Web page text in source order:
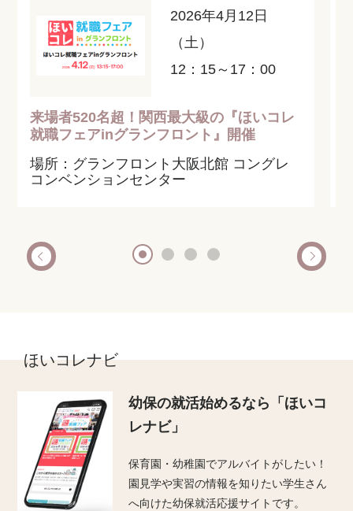
2026年4月12日
（土）
12：15～17：00
来場者520名超！関西最大級の『ほいコレ
就職フェアinグランフロント』開催
場所：グランフロント大阪北館 コングレ
コンベンションセンター
ほいコレナビ
幼保の就活始めるなら 「ほいコ
レナビ」
保育園・幼稚園でアルバイトがしたい！
園見学や実習の情報を知りたい学生さん
へ向けた幼保就活応援サイトです。